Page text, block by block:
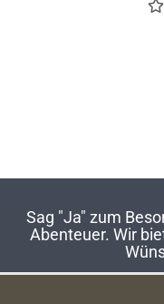
Sag "Ja" zum
Abenteuer. Wir